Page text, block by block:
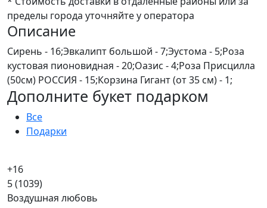
пределы города уточняйте у оператора
Описание
Сирень - 16;Эвкалипт большой - 7;Эустома - 5;Роза
кустовая пионовидная - 20;Оазис - 4;Роза Присцилла
(50см) РОССИЯ - 15;Корзина Гигант (от 35 см) - 1;
Дополните букет подарком
Все
Подарки
+16
5(1039)
Воздушная любовь